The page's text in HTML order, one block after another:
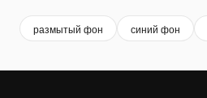
размытый фон синий фон